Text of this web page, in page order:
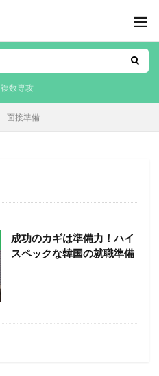
複数専攻
面接準備
成功のカギは準備力！ハイ
スペックな韓国の就職準備